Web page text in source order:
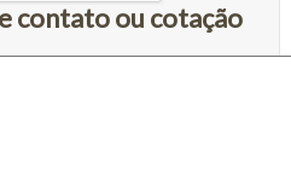
contato ou cotação